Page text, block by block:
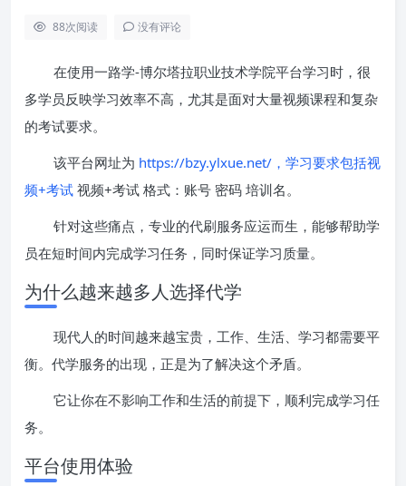
88次阅读 没有评论
在使用一路学-博尔塔拉职业技术学院平台学习时，很
多学员反映学习效率不高，尤其是面对大量视频课程和复杂
的考试要求。
该平台网址为 https://bzy.ylxue.net/，学习要求包括视
频+考试 视频+考试 格式：账号 密码 培训名。
针对这些痛点，专业的代刷服务应运而生，能够帮助学
员在短时间内完成学习任务，同时保证学习质量。
为什么越来越多人选择代学
现代人的时间越来越宝贵，工作、生活、学习都需要平
衡。代学服务的出现，正是为了解决这个矛盾。
它让你在不影响工作和生活的前提下，顺利完成学习任
务。
平台使用体验